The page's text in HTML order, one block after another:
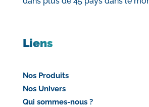
Liens
Nos Produits
Nos Univers
Qui sommes-nous ?